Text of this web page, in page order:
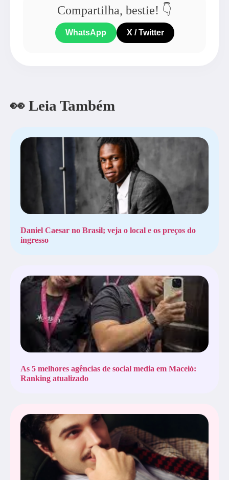
Compartilha, bestie! 👇
WhatsApp X / Twitter
👀 Leia Também
Daniel Caesar no Brasil; veja o local e os preços do
ingresso
As 5 melhores agências de social media em Maceió:
Ranking atualizado